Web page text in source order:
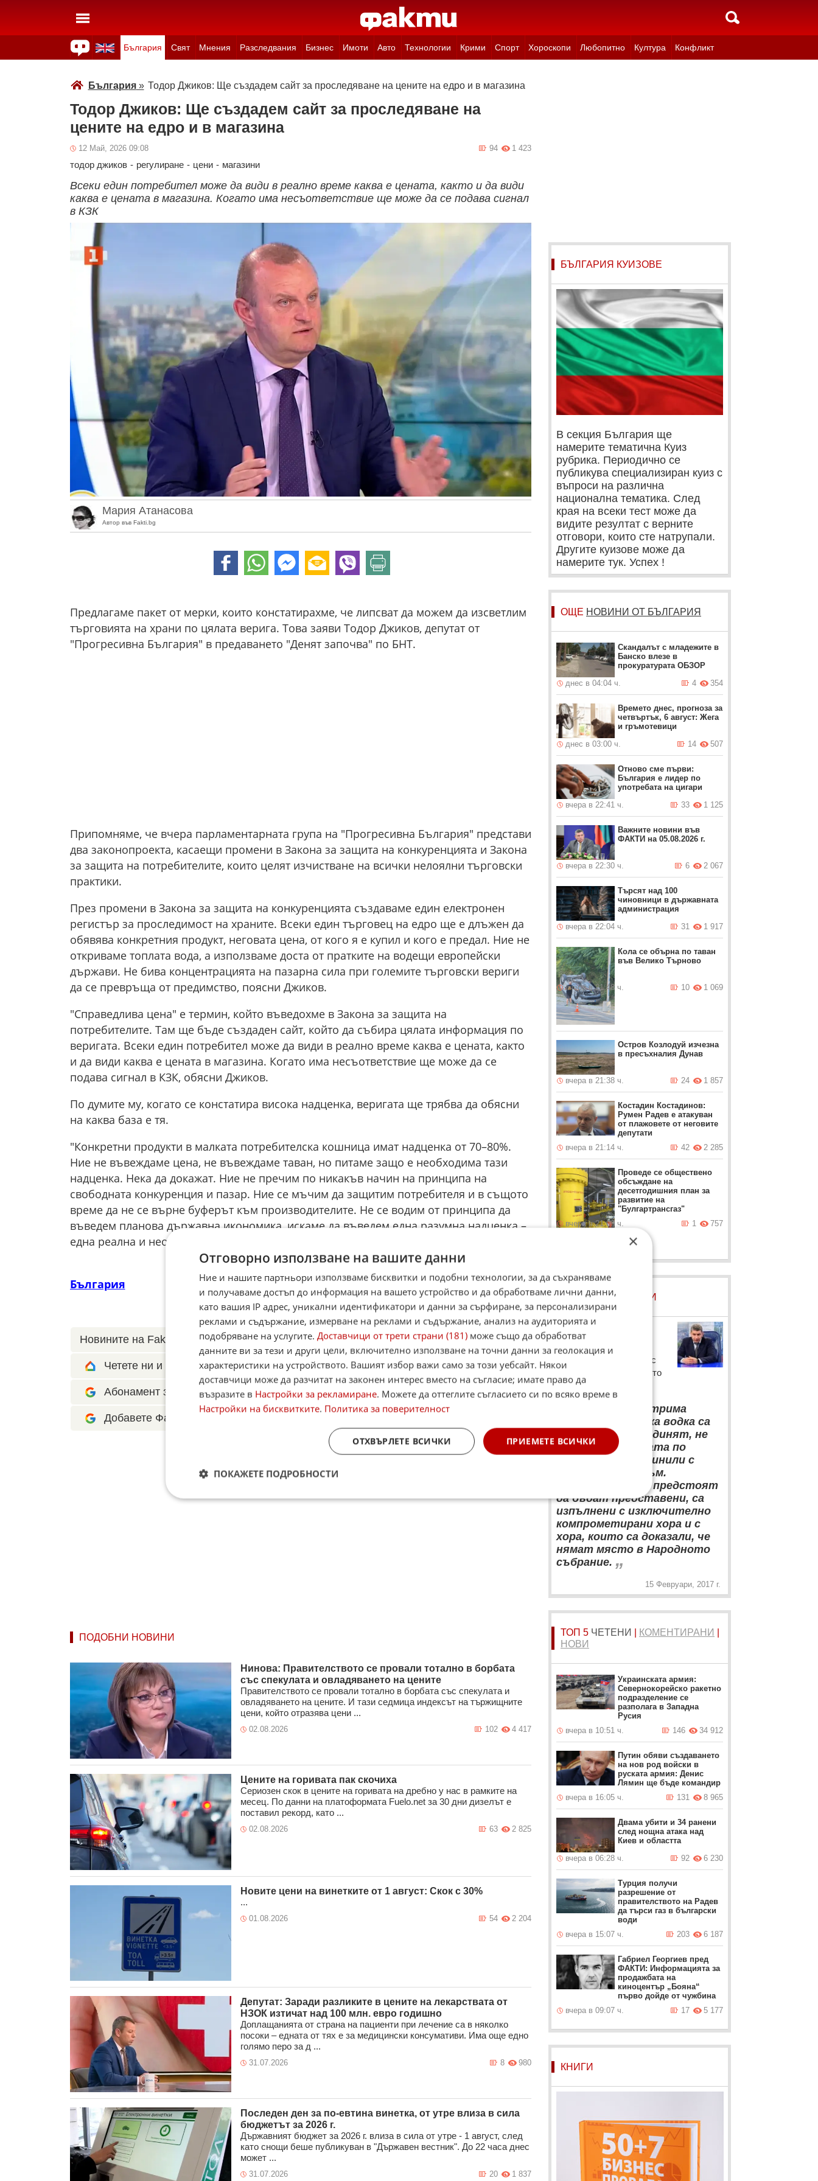
България Свят Мнения Разследвания Бизнес Имоти Авто Технологии Крими Спорт Хороскопи Любопитно Култура Конфликт
България» Тодор Джиков: Ще създадем сайт за проследяване на цените на едро и в магазина
Тодор Джиков: Ще създадем сайт за проследяване на
цените на едро и в магазина
12 Май, 2026 09:08 1 423
94
тодор джиков - регулиране - цени - магазини
Всеки един потребител може да види в реално време каква е цената, както и да види
каква е цената в магазина. Когато има несъответствие ще може да се подава сигнал
в КЗК
Мария Атанасова
Автор във Fakti.bg
Предлагаме пакет от мерки, които констатирахме, че липсват да можем да изсветлим
търговията на храни по цялата верига. Това заяви Тодор Джиков, депутат от
"Прогресивна България" в предаването "Денят започва" по БНТ.
Припомняме, че вчера парламентарната група на "Прогресивна България" представи
два законопроекта, касаещи промени в Закона за защита на конкуренцията и Закона
за защита на потребителите, които целят изчистване на всички нелоялни търговски
практики.
През промени в Закона за защита на конкуренцията създаваме един електронен
регистър за проследимост на храните. Всеки един търговец на едро ще е длъжен да
обявява конкретния продукт, неговата цена, от кого я е купил и кого е предал. Ние не
откриваме топлата вода, а използваме доста от пратките на водещи европейски
държави. Не бива концентрацията на пазарна сила при големите търговски вериги
да се превръща от предимство, поясни Джиков.
"Справедлива цена" е термин, който въведохме в Закона за защита на
потребителите. Там ще бъде създаден сайт, който да събира цялата информация по
веригата. Всеки един потребител може да види в реално време каква е цената, както
и да види каква е цената в магазина. Когато има несъответствие ще може да се
подава сигнал в КЗК, обясни Джиков.
По думите му, когато се констатира висока надценка, веригата ще трябва да обясни
на каква база е тя.
"Конкретни продукти в малката потребителска кошница имат надценка от 70–80%.
Ние не въвеждаме цена, не въвеждаме таван, но питаме защо е необходима тази
надценка. Нека да докажат. Ние не пречим по никакъв начин на принципа на
свободната конкуренция и пазар. Ние се мъчим да защитим потребителя и в същото
време да не се върне буферът към производителите. Не се водим от принципа да
въведем планова държавна икономика, искаме да въведем една разумна надценка –
една реална и необходима, до 20–30%", посочи още Тодор Джиков.
България
Поставете оценка: ☆
☆
☆
☆
☆
Оценка 2.3от15гласа.
Новините на Fakti.bg – въвFacebook, Instagram,YouTube ,канал Viber,X
Четете ни и в Google News Showcase
Абонамент за Факти.БГ в Google Alerts
Добавете Факти.БГ като предпочитан източник в Google
ПОДОБНИ НОВИНИ
Нинова: Правителството се провали тотално в борбата
със спекулата и овладяването на цените
Правителството се провали тотално в борбата със спекулата и
овладяването на цените. И тази седмица индексът на тържищните
цени, който отразява цени ...
02.08.2026 4 417
102
Цените на горивата пак скочиха
Сериозен скок в цените на горивата на дребно у нас в рамките на
месец. По данни на платоформата Fuelo.net за 30 дни дизелът е
поставил рекорд, като ...
02.08.2026 2 825
63
Новите цени на винетките от 1 август: Скок с 30%
...
01.08.2026 2 204
54
Депутат: Заради разликите в цените на лекарствата от
НЗОК изтичат над 100 млн. евро годишно
Доплащанията от страна на пациенти при лечение са в няколко
посоки – едната от тях е за медицински консумативи. Има още едно
голямо перо за д ...
31.07.2026 980
8
Последен ден за по-евтина винетка, от утре влиза в сила
бюджетът за 2026 г.
Държавният бюджет за 2026 г. влиза в сила от утре - 1 август, след
като снощи беше публикуван в "Държавен вестник". До 22 часа днес
может ...
31.07.2026 1 837
20
БЪЛГАРИЯ КУИЗОВЕ
В секция България ще
намерите тематична Куиз
рубрика. Периодично се
публикува специализиран куиз с
въпроси на различна
национална тематика. След
края на всеки тест може да
видите резултат с верните
отговори, които сте натрупали.
Другите куизове може да
намерите тук. Успех !
ОЩЕ НОВИНИ ОТ БЪЛГАРИЯ
Скандалът с младежите в
Банско влезе в
прокуратурата ОБЗОР
днес в 04:04 ч.
354
4
Времето днес, прогноза за
четвъртък, 6 август: Жега
и гръмотевици
днес в 03:00 ч.
507
14
Отново сме първи:
България е лидер по
употребата на цигари
вчера в 22:41 ч.
1 125
33
Важните новини във
ФАКТИ на 05.08.2026 г.
вчера в 22:30 ч. 2 067
6
Търсят над 100
чиновници в държавната
администрация
вчера в 22:04 ч.
1 917
31
Кола се обърна по таван
във Велико Търново
вчера в 21:48 ч. 1 069
10
Остров Козлодуй изчезна
в пресъхналия Дунав
вчера в 21:38 ч. 1 857
24
Костадин Костадинов:
Румен Радев е атакуван
от плажoвете от неговите
депутати
вчера в 21:14 ч.
2 285
42
Проведе се обществено
обсъждане на
десетгодишния план за
развитие на
"Булгартрансгаз"
вчера в 21:09 ч.
757
1
ЛОВЦИ НА БИСЕРИ
Димитър
Байрактаров
Димитър Байрактаров с
коментар за напускането
си на НФСБ
Това че двама трима
човека на бутилка водка са
решили да се обединят, не
означава, че хората по
места са се обединили с
такъв ентусиазъм.
Листите, които предстоят
да бъдат представени, са
изпълнени с изключително
компрометирани хора и с
хора, които са доказали, че
нямат място в Народното
събрание. „
15 Февруари, 2017 г.
ТОП 5 ЧЕТЕНИ КОМЕНТИРАНИ
НОВИ
Украинската армия:
Севернокорейско ракетно
подразделение се
разполага в Западна
Русия
вчера в 10:51 ч.
34 912
146
Путин обяви създаването
на нов род войски в
руската армия: Денис
Лямин ще бъде командир
вчера в 16:05 ч.
8 965
131
Двама убити и 34 ранени
след нощна атака над
Киев и областта
вчера в 06:28 ч.
6 230
92
Турция получи
разрешение от
правителството на Радев
да търси газ в български
води
вчера в 15:07 ч.
6 187
203
Габриел Георгиев пред
ФАКТИ: Информацията за
продажбата на
киноцентър „Бояна“
първо дойде от чужбина
вчера в 09:07 ч.
5 177
17
КНИГИ
×
Отговорно използване на вашите данни
Ние и нашите партньори използваме бисквитки и подобни технологии, за да съхраняваме
и получаваме достъп до информация на вашето устройство и да обработваме лични данни,
като вашия IP адрес, уникални идентификатори и данни за сърфиране, за персонализирани
реклами и съдържание, измерване на реклами и съдържание, анализ на аудиторията и
подобряване на услугите. Доставчици от трети страни (181) може също да обработват
данните ви за тези и други цели, включително използване на точни данни за геолокация и
характеристики на устройството. Вашият избор важи само за този уебсайт. Някои
доставчици може да разчитат на законен интерес вместо на съгласие; имате право да
възразите в Настройки за рекламиране. Можете да оттеглите съгласието си по всяко време в
Настройки на бисквитките. Политика за поверителност
ПРИЕМЕТЕ ВСИЧКИ
ОТХВЪРЛЕТЕ ВСИЧКИ
ПОКАЖЕТЕ ПОДРОБНОСТИ